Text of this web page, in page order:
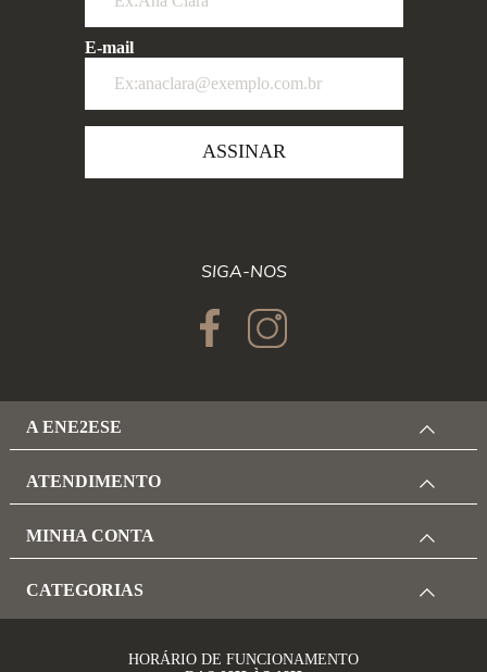
E-mail
ASSINAR
SIGA-NOS
A ENE2ESE
ATENDIMENTO
MINHA CONTA
CATEGORIAS
HORÁRIO DE FUNCIONAMENTO